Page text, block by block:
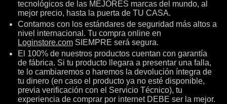
tecnológicos de las MEJORES marcas del mundo, al
mejor precio, hasta la puerta de TU CASA.
Contamos con los estándares de seguridad más altos a
nivel internacional. Tu compra online en
Loginstore.com SIEMPRE será segura.
El 100% de nuestros productos cuentan con garantía
de fábrica. Si tu producto llegara a presentar una falla,
te lo cambiaremos o haremos la devolución íntegra de
tu dinero (en caso el producto ya no esté disponible,
previa verificación con el Servicio Técnico), tu
experiencia de comprar por internet DEBE ser la mejor.